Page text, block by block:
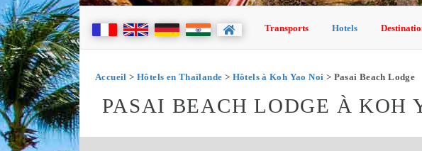
Transports Hotels
Accueil > Hôtels en Thaïlande > Hôtels à Koh Yao Noi > Pasai Beach Lodge
PASAI BEACH LODGE À KOH